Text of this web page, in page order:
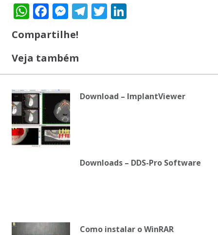
WhatsApp
Facebook
Messenger
Telegram
Twitter
Compartilhe!
Veja também
Download – ImplantViewer
Downloads – DDS-Pro Software
Como instalar o WinRAR